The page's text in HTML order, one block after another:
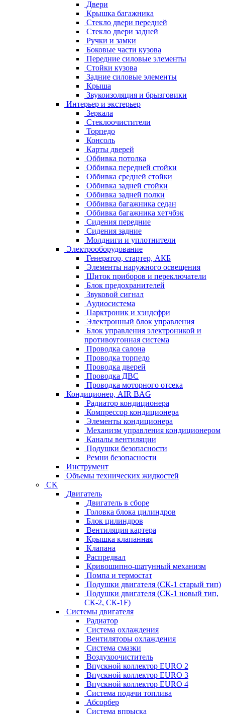
Двери
Крышка багажника
Стекло двери передней
Стекло двери задней
Ручки и замки
Боковые части кузова
Передние силовые элементы
Стойки кузова
Задние силовые элементы
Крыша
Звукоизоляция и брызговики
Интерьер и экстерьер
Зеркала
Стеклоочистители
Торпедо
Консоль
Карты дверей
Оббивка потолка
Оббивка передней стойки
Оббивка средней стойки
Оббивка задней стойки
Оббивка задней полки
Оббивка багажника седан
Оббивка багажника хетчбэк
Сидения передние
Сидения задние
Молдниги и уплотнители
Электрооборудование
Генератор, стартер, АКБ
Элементы наружного освещения
Щиток приборов и переключатели
Блок предохранителей
Звуковой сигнал
Аудиосистема
Парктроник и хэндсфри
Электронный блок управления
Блок управления электроникой и
противоугонная система
Проводка салона
Проводка торпедо
Проводка дверей
Проводка ДВС
Проводка моторного отсека
Кондиционер, AIR BAG
Радиатор кондиционера
Компрессор кондиционера
Элементы кондиционера
Механизм управления кондиционером
Каналы вентиляции
Подушки безопасности
Ремни безопасности
Инструмент
Объемы технических жидкостей
CK
Двигатель
Двигатель в сборе
Головка блока цилиндров
Блок цилиндров
Вентиляция картера
Крышка клапанная
Клапана
Распредвал
Кривошипно-шатунный механизм
Помпа и термостат
Подушки двигателя (СК-1 старый тип)
Подушки двигателя (СК-1 новый тип,
СК-2, СК-1F)
Системы двигателя
Радиатор
Система охлаждения
Вентиляторы охлаждения
Система смазки
Воздухоочиститель
Впускной коллектор EURO 2
Впускной коллектор EURO 3
Впускной коллектор EURO 4
Система подачи топлива
Абсорбер
Система впрыска